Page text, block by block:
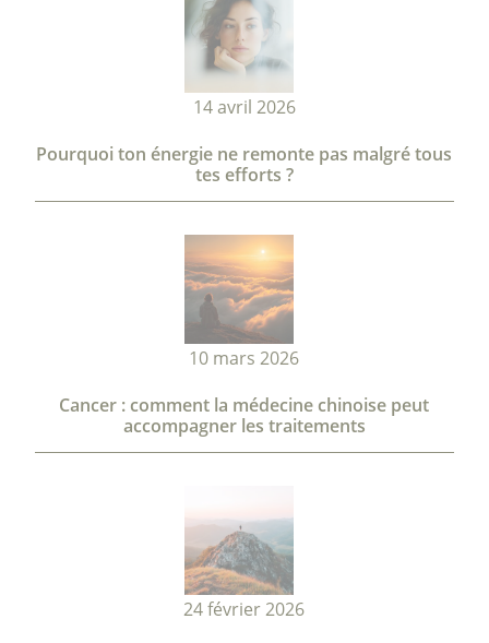
14 avril 2026
Pourquoi ton énergie ne remonte pas malgré tous
tes efforts ?
10 mars 2026
Cancer : comment la médecine chinoise peut
accompagner les traitements
24 février 2026